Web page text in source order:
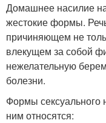
Домашнее насилие
жестокие формы.
причиняющем не
влекущем за собой
нежелательную
болезни.
Формы сексуального
ним относятся: